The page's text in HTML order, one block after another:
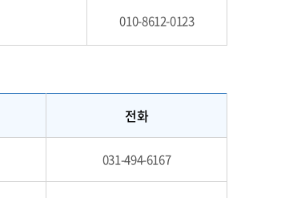
010-8612-0123
전화
031-494-6167